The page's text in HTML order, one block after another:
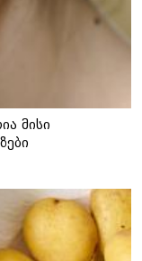
მისი